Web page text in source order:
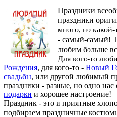
Праздники
праздники
много, но какой-
- самый-самый!
любим больше
Для кого-то
Рождения, для кого-то - Новый
свадьбы, или другой любимый
праздники - разные, но одно нас
подарки и хорошее настроение!
Праздник - это и приятные
подбираем праздничные